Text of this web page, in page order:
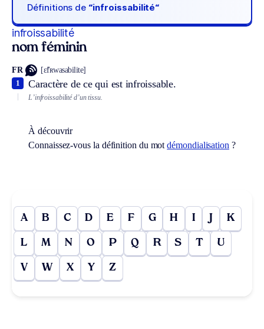
Définitions de “infroissabilité“
infroissabilité
nom féminin
FR [ɛ̃fʀwasabilite]
Caractère de ce qui est infroissable.
1
L’infroissabilité d’un tissu.
À découvrir
Connaissez-vous la définition du motdémondialisation ?
A B C D E F G H I J K
L M N O P Q R S T U
V W X Y Z